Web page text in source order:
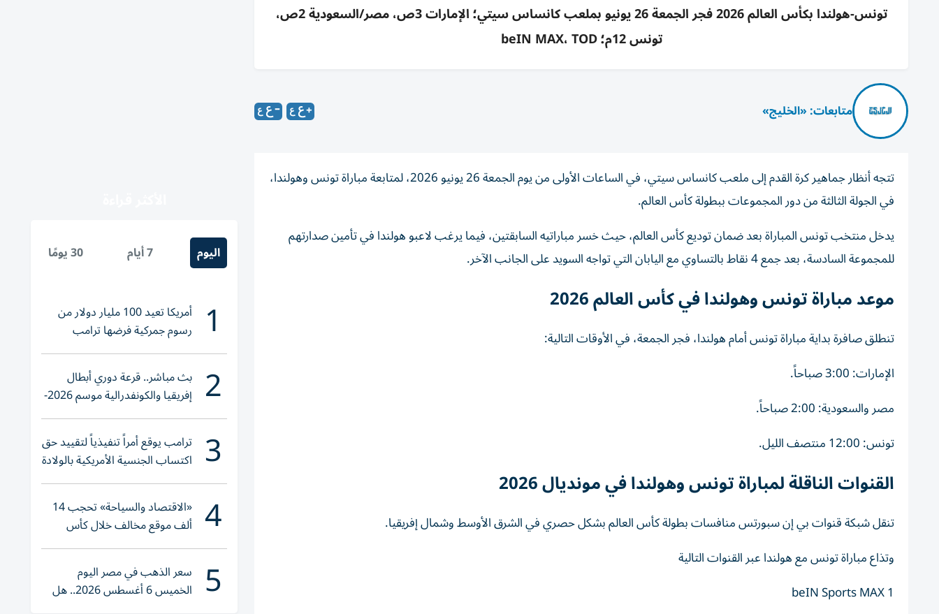
تونس-هولندا بكأس العالم 2026 فجر الجمعة 26 يونيو بملعب كانساس سيتي؛ الإمارات 3ص، مصر/السعودية 2ص،
تونس 12م؛ beIN MAX، TOD
متابعات: «الخليج»
تتجه أنظار جماهير كرة القدم إلى ملعب كانساس سيتي، في الساعات الأولى من يوم الجمعة 26 يونيو 2026، لمتابعة مباراة تونس وهولندا،
في الجولة الثالثة من دور المجموعات ببطولة كأس العالم.
يدخل منتخب تونس المباراة بعد ضمان توديع كأس العالم، حيث خسر مباراتيه السابقتين، فيما يرغب لاعبو هولندا في تأمين صدارتهم
للمجموعة السادسة، بعد جمع 4 نقاط بالتساوي مع اليابان التي تواجه السويد على الجانب الآخر.
موعد مباراة تونس وهولندا في كأس العالم 2026
تنطلق صافرة بداية مباراة تونس أمام هولندا، فجر الجمعة، في الأوقات التالية:
الإمارات: 3:00 صباحاً.
مصر والسعودية: 2:00 صباحاً.
تونس: 12:00 منتصف الليل.
القنوات الناقلة لمباراة تونس وهولندا في مونديال 2026
تنقل شبكة قنوات بي إن سبورتس منافسات بطولة كأس العالم بشكل حصري في الشرق الأوسط وشمال إفريقيا.
وتذاع مباراة تونس مع هولندا عبر القنوات التالية
beIN Sports MAX 1
اليوم 7 أيام 30 يومًا
1 أمريكا تعيد 100 مليار دولار من
رسوم جمركية فرضها ترامب
2 بث مباشر.. قرعة دوري أبطال
إفريقيا والكونفدرالية موسم 2026-
2027
3 ترامب يوقع أمراً تنفيذياً لتقييد حق
اكتساب الجنسية الأمريكية بالولادة
4 «الاقتصاد والسياحة» تحجب 14
ألف موقع مخالف خلال كأس
العالم 2026
5 سعر الذهب في مصر اليوم
الخميس 6 أغسطس 2026.. هل